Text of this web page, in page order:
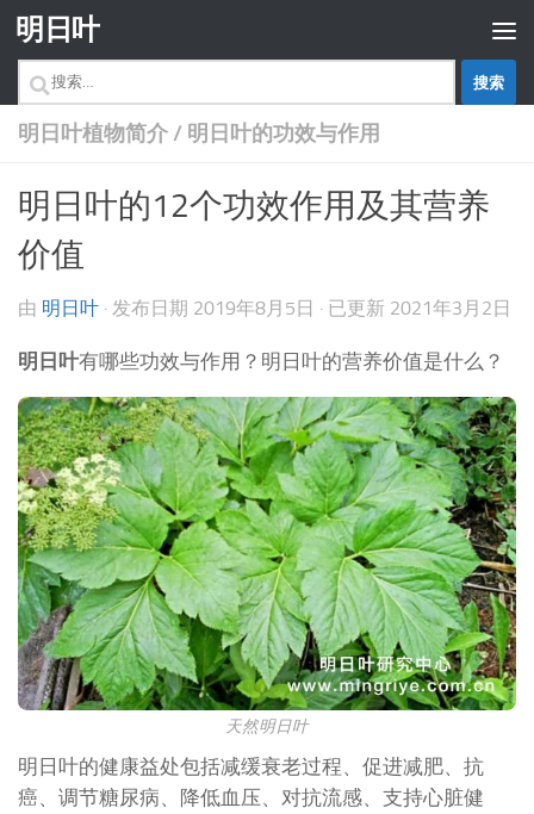
跳至内容
明日叶
索：
明日叶植物简介 / 明日叶的功效与作用
明日叶的12个功效作用及其营养
价值
由 明日叶 · 发布日期 2019年8月5日 · 已更新 2021年3月2日
明日叶有哪些功效与作用？明日叶的营养价值是什么？
天然明日叶
明日叶的健康益处包括减缓衰老过程、促进减肥、抗
癌、调节糖尿病、降低血压、对抗流感、支持心脏健